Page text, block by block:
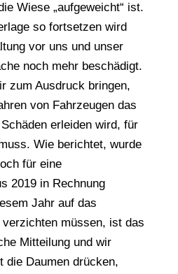
Wiese „aufgeweicht“ ist.
so fortsetzen wird
vor uns und unser
noch mehr beschädigt.
zum Ausdruck bringen,
von Fahrzeugen das
erleiden wird, für
Wie berichtet, wurde
für eine
2019 in Rechnung
Jahr auf das
müssen, ist das
Mitteilung und wir
die Daumen drücken,